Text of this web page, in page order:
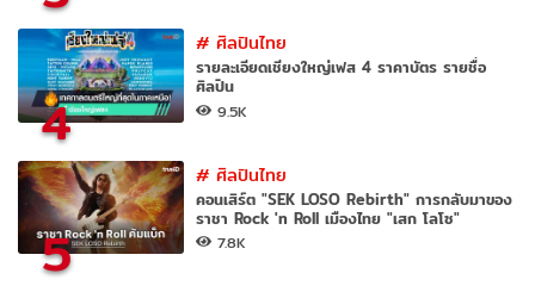
4
#ศิลปินไทย
รายละเอียดเชียงใหญ่เฟส 4 ราคาบัตร รายชื่อ
ศิลปิน
9.5K
5
#ศิลปินไทย
คอนเสิร์ต "SEK LOSO Rebirth" การกลับมาของ
ราชา Rock 'n Roll เมืองไทย "เสก โลโซ"
7.8K